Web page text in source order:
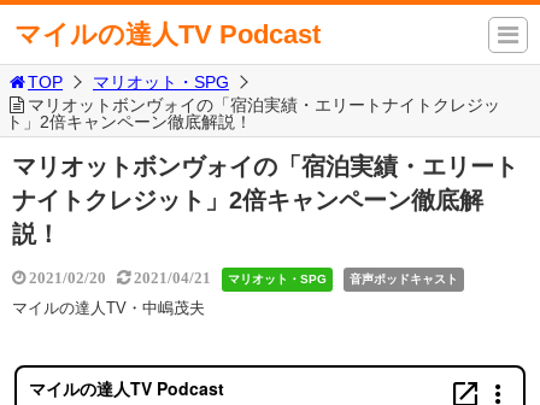
マイルの達人TV Podcast
TOP
マリオット・SPG
マリオットボンヴォイの「宿泊実績・エリートナイトクレジッ
ト」2倍キャンペーン徹底解説！
マリオットボンヴォイの「宿泊実績・エリート
ナイトクレジット」2倍キャンペーン徹底解
説！
2021/02/20 2021/04/21 マリオット・SPG 音声ポッドキャスト
マイルの達人TV・中嶋茂夫